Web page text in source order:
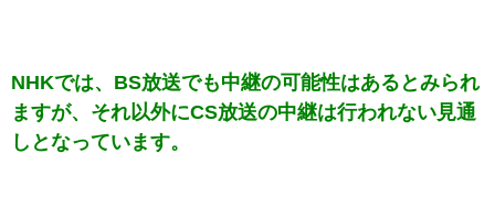
NHKでは、BS放送でも中継の可能性はあるとみられ
ますが、それ以外にCS放送の中継は行われない見通
しとなっています。